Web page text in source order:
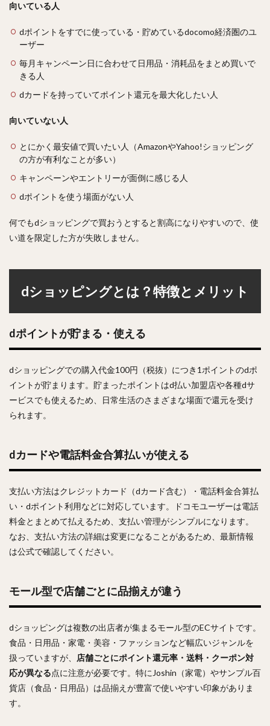
向いている人
dポイントをすでに使っている・貯めているdocomo経済圏のユ
ーザー
毎月キャンペーン日に合わせて日用品・消耗品をまとめ買いで
きる人
dカードを持っていてポイント還元を最大化したい人
向いていない人
とにかく最安値で買いたい人（AmazonやYahoo!ショッピング
の方が有利なことが多い）
キャンペーンやエントリーが面倒に感じる人
dポイントを使う場面がない人
何でもdショッピングで買おうとすると割高になりやすいので、使
い道を限定した方が失敗しません。
dショッピングとは？特徴とメリット
dポイントが貯まる・使える
dショッピングでの購入代金100円（税抜）につき1ポイントのdポ
イントが貯まります。貯まったポイントはd払い加盟店や各種dサ
ービスでも使えるため、日常生活のさまざまな場面で還元を受け
られます。
dカードや電話料金合算払いが使える
支払い方法はクレジットカード（dカード含む）・電話料金合算払
い・dポイント利用などに対応しています。ドコモユーザーは電話
料金とまとめて払えるため、支払い管理がシンプルになります。
なお、支払い方法の詳細は変更になることがあるため、最新情報
は公式で確認してください。
モール型で店舗ごとに品揃えが違う
dショッピングは複数の出店者が集まるモール型のECサイトです。
食品・日用品・家電・美容・ファッションなど幅広いジャンルを
扱っていますが、
店舗ごとにポイント還元率・送料・クーポン対
応が異なる点に注意が必要です。特にJoshin（家電）やサンプル百
貨店（食品・日用品）は品揃えが豊富で使いやすい印象がありま
す。